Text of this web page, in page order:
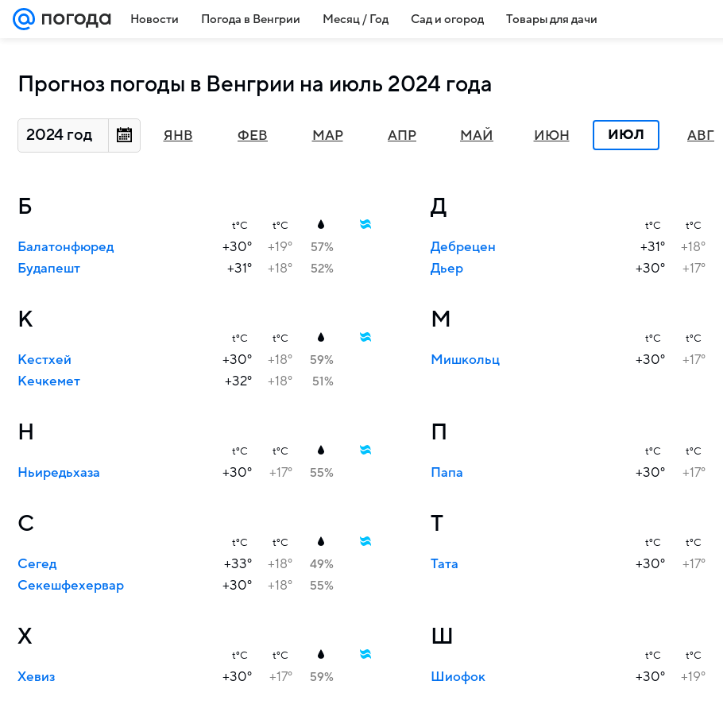
Новости Погода в Венгрии Месяц / Год Сад и огород Товары для дачи
Прогноз погоды в Венгрии на июль 2024 года
2024 год ЯНВ ФЕВ МАР АПР МАЙ ИЮН ИЮЛ АВГ
Б
t°C t°C
Балатонфюред +30° +19° 57%
Будапешт +31° +18° 52%
Д
t°C t°C
Дебрецен +31° +18°
Дьер +30° +17°
К
t°C t°C
Кестхей +30° +18° 59%
Кечкемет +32° +18° 51%
М
t°C t°C
Мишкольц +30° +17°
Н
t°C t°C
Ньиредьхаза +30° +17° 55%
П
t°C t°C
Папа +30° +17°
С
t°C t°C
Сегед +33° +18° 49%
Секешфехервар +30° +18° 55%
Т
t°C t°C
Тата +30° +17°
Х
t°C t°C
Хевиз +30° +17° 59%
Ш
t°C t°C
Шиофок +30° +19°